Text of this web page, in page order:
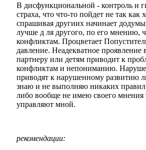
В дисфункциональной - контроль и
страха, что что-то пойдет не так как
спрашивая другиих начинает
лучше д ля другого, по его мнению,
конфликтам. Процветает
давление. Неадекватное проявление
партнеру или детям приводит к
конфликтам и непониманию.
приводят к нарушенному развитию
знаю и не выполняю никаких
либо вообще не имею своего мнения
управляют мной.
рекомендации: